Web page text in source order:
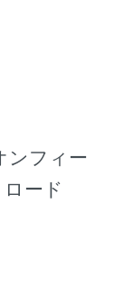
ンフィー
ード